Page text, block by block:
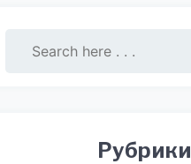
Рубрики